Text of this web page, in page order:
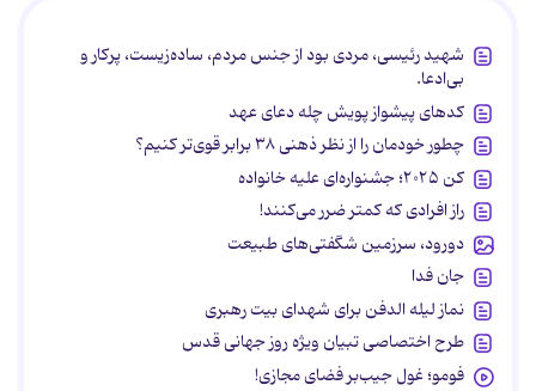
شهید رئیسی، مردی بود از جنس مردم، ساده‌زیست، پرکار و
بی‌ادعا.
کدهای پیشواز پویش چله دعای عهد
چطور خودمان را از نظر ذهنی ۳۸ برابر قوی‌تر کنیم؟
کن ۲۰۲۵؛ جشنواره‌ای علیه خانواده
راز افرادی که کمتر ضرر می‌کنند!
دورود، سرزمین شگفتی‌های طبیعت
جان فدا
نماز لیله الدفن برای شهدای بیت رهبری
طرح اختصاصی تبیان ویژه روز جهانی قدس
فومو؛ غول جیب‌بر فضای مجازی!